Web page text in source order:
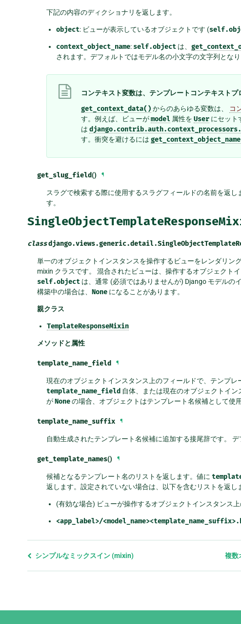
下記の内容のディクショナリを返します。
object: ビューが表示しているオブジェクトです (
context_object_name: self.object は、
されます。デフォルトではモデル名の小文字の文字列となり
コンテキスト変数は、テンプレートコンテキスト
get_context_data() からのあらゆる変数は、 コ
す。例えば、ビューがmodel 属性をUser にセット
は
す。衝突を避けるには
get_slug_field() ¶
スラグで検索する際に使用するスラグフィールドの名前を返し
す。
classdjango.views.generic.detail.
単一のオブジェクトインスタンスを操作するビューをレンダリン
mixin クラスです。 混合されたビューは、操作するオブジェクト
self.objectは、通常 (必須ではありませんが) Django モデルの
構築中の場合は、 Noneになることがあります。
親クラス
TemplateResponseMixin
メソッドと属性
template_name_field ¶
現在のオブジェクトインスタンス上のフィールドで、テンプレ
template_name_field 自体、または現在のオブジェクトイ
がNoneの場合、オブジェクトはテンプレート名候補として使
template_name_suffix ¶
自動生成されたテンプレート名候補に追加する接尾辞です。
get_template_names() ¶
候補となるテンプレート名のリストを返します。値に
返します。設定されていない場合は、以下を含むリストを返し
(有効な場合) ビューが操作するオブジェクトインスタンス
<app_label>/
前
と
シンプルなミックスイン (mixin) 複数